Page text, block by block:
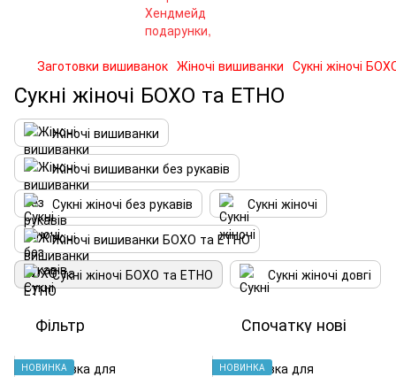
Заготовки вишиванок Жіночі вишиванки Сукні жіночі
Сукні жіночі БОХО та ЕТНО
Жіночі вишиванки
Жіночі вишиванки без рукавів
Сукні жіночі без рукавів
Сукні жіночі
Жіночі вишиванки БОХО та ЕТНО
Сукні жіночі БОХО та ЕТНО
Сукні жіночі довгі
Фільтр Спочатку нові
НОВИНКА НОВИНКА